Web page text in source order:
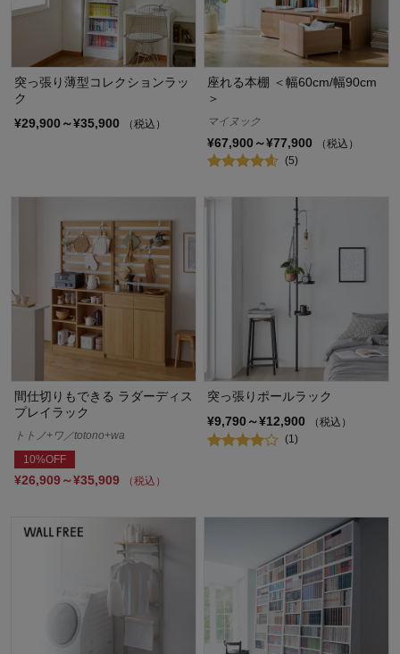
突っ張り薄型コレクションラッ
ク
¥29,900～¥35,900
（税込）
座れる本棚 ＜幅60cm/幅90cm
＞
マイヌック
¥67,900～¥77,900
（税込）
(5)
間仕切りもできる ラダーディス
プレイラック
トトノ+ワ／totono+wa
10%OFF
¥26,909～¥35,909 （税込）
突っ張りポールラック
¥9,790～¥12,900
（税込）
(1)